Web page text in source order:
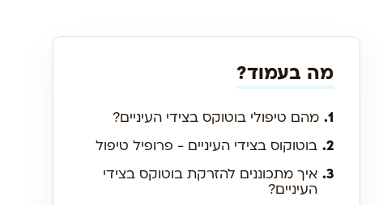
מה בעמוד?
1. מהם טיפולי בוטוקס בצידי העיניים?
2. בוטוקוס בצידי העיניים - פרופיל טיפול
3. איך מתכוננים להזרקת בוטוקס בצידי
העיניים?